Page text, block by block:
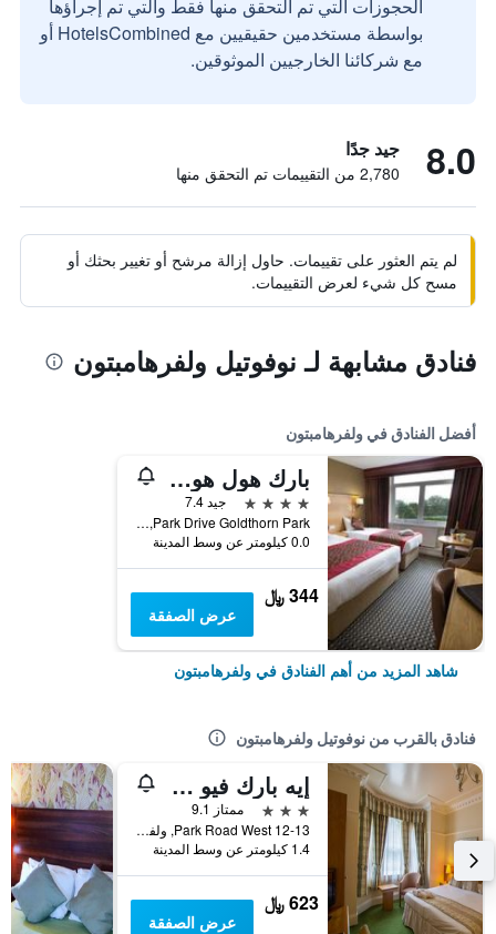
الحجوزات التي تم التحقق منها فقط والتي تم إجراؤها
بواسطة مستخدمين حقيقيين مع HotelsCombined أو
مع شركائنا الخارجيين الموثوقين.
8.0 جيد جدًا
2,780 من التقييمات تم التحقق منها
لم يتم العثور على تقييمات. حاول إزالة مرشح أو تغيير بحثك أو
مسح كل شيء لعرض التقييمات.
فنادق مشابهة لـ نوفوتيل ولفرهامبتون
أفضل الفنادق في ولفرهامبتون
بارك هول هوتل آند سبا فولفرهامتن
4 نجوم
جيد 7.4
Park Drive Goldthorn Park, ولفرهامبتون, المملكة المتحدة
0.0 كيلومتر عن وسط المدينة
344 ﷼
عرض الصفقة
شاهد المزيد من أهم الفنادق في ولفرهامبتون
فنادق بالقرب من نوفوتيل ولفرهامبتون
إيه بارك فيو هوتل
3 نجوم
ممتاز 9.1
12-13 Park Road West, ولفرهامبتون, المملكة المتحدة
1.4 كيلومتر عن وسط المدينة
623 ﷼
عرض الصفقة